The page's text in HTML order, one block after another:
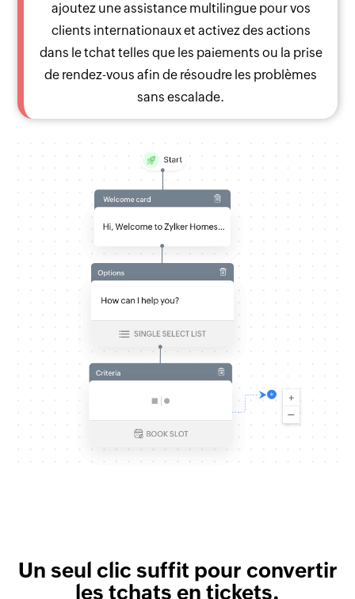
ajoutez une assistance multilingue pour vos
clients internationaux et activez des actions
dans le tchat telles que les paiements ou la prise
de rendez-vous afin de résoudre les problèmes
sans escalade.
Un seul clic suffit pour convertir
les tchats en tickets.